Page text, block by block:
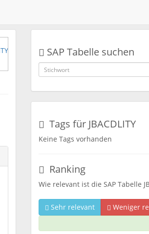
SAP Tabelle suchen
Tags für JBACDLITY
Keine Tags vorhanden
Ranking
Wie relevant ist die SAP Tabelle
Sehr relevant Weniger